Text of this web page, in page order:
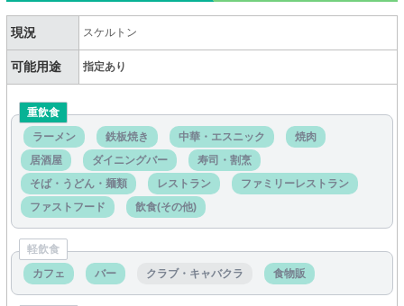
現況 スケルトン
可能用途 指定あり
重飲食
ラーメン
鉄板焼き 中華・エスニック
焼肉
居酒屋
ダイニングバー
寿司・割烹
そば・うどん・麺類
レストラン
ファミリーレストラン
ファストフード
飲食(その他)
軽飲食
カフェ
バー クラブ・キャバクラ 食物販